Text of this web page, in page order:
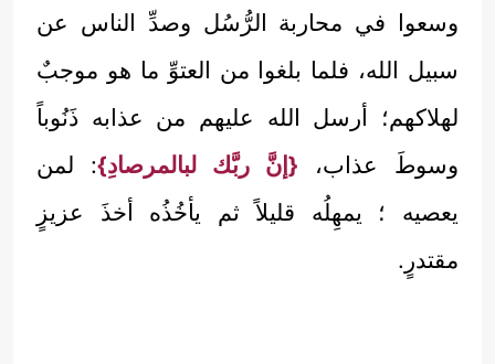
وسعوا في محاربة الرُّسُل وصدِّ الناس عن
سبيل الله، فلما بلغوا من العتوِّ ما هو موجبٌ
لهلاكهم؛ أرسل الله عليهم من عذابه ذَنُوباً
وسوطَ عذاب، {إنَّ ربَّك لبالمرصادِ}: لمن
يعصيه ؛ يمهِلُه قليلاً ثم يأخُذُه أخذَ عزيزٍ
مقتدرٍ.